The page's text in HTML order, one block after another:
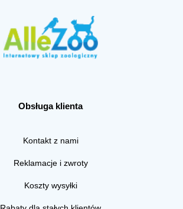
Obsługa klienta
Kontakt z nami
Reklamacje i zwroty
Koszty wysyłki